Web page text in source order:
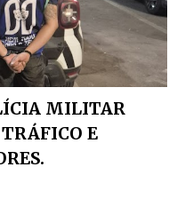
MILITAR
E